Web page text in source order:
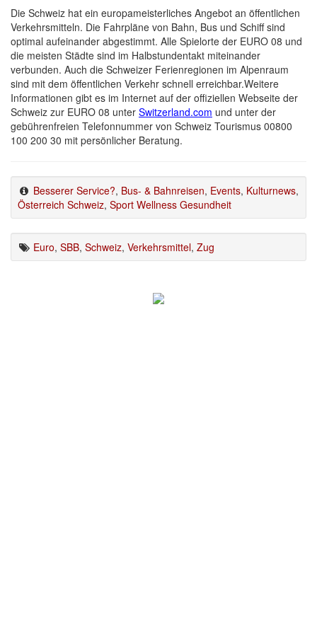
Die Schweiz hat ein europameisterliches Angebot an öffentlichen
Verkehrsmitteln. Die Fahrpläne von Bahn, Bus und Schiff sind
optimal aufeinander abgestimmt. Alle Spielorte der EURO 08 und
die meisten Städte sind im Halbstundentakt miteinander
verbunden. Auch die Schweizer Ferienregionen im Alpenraum
sind mit dem öffentlichen Verkehr schnell erreichbar.Weitere
Informationen gibt es im Internet auf der offiziellen Webseite der
Schweiz zur EURO 08 unter Switzerland.com und unter der
gebührenfreien Telefonnummer von Schweiz Tourismus 00800
100 200 30 mit persönlicher Beratung.
Besserer Service?, Bus- & Bahnreisen, Events, Kulturnews,
Österreich Schweiz, Sport Wellness Gesundheit
Euro, SBB, Schweiz, Verkehrsmittel, Zug